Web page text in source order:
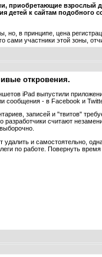
приобретающие
к сайтам подобного
но, в принципе, цена
сами участники этой зоны,
откровения.
iPad выпустили
сообщения - в Facebook и
записей и "твитов"
считают
и самостоятельно,
по работе. Повернуть